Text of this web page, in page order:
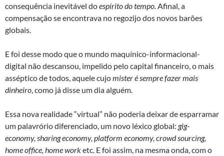
consequência inevitável doespírito do tempo.Afinal, a
compensação se encontrava no regozijo dos novos barões
globais.
E foi desse modo que o mundo maquínico-informacional-
digital não descansou, impelido pelo capital financeiro, o mais
asséptico de todos, aquele cujomister é sempre fazer mais
dinheiro, como já disse um dia alguém.
Essa nova realidade “virtual” não poderia deixar de esparramar
um palavrório diferenciado, um novo léxico global: gig-
economy, sharing economy, platform economy, crowd sourcing,
home office, home worketc. E foi assim, na mesma onda, com o